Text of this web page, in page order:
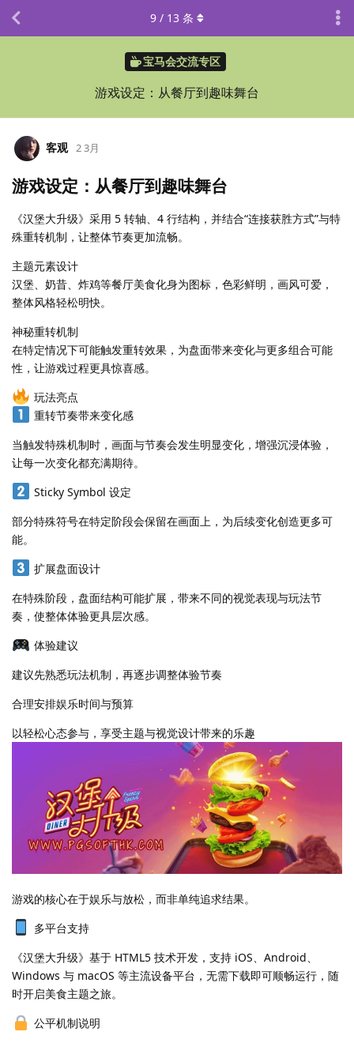
宝马会交流专区
游戏设定：从餐厅到趣味舞台
9 / 13 条
客观 2 3月
游戏设定：从餐厅到趣味舞台
《汉堡大升级》采用 5 转轴、4 行结构，并结合“连接获胜方式”与特
殊重转机制，让整体节奏更加流畅。
主题元素设计
汉堡、奶昔、炸鸡等餐厅美食化身为图标，色彩鲜明，画风可爱，
整体风格轻松明快。
神秘重转机制
在特定情况下可能触发重转效果，为盘面带来变化与更多组合可能
性，让游戏过程更具惊喜感。
玩法亮点
重转节奏带来变化感
当触发特殊机制时，画面与节奏会发生明显变化，增强沉浸体验，
让每一次变化都充满期待。
Sticky Symbol 设定
部分特殊符号在特定阶段会保留在画面上，为后续变化创造更多可
能。
扩展盘面设计
在特殊阶段，盘面结构可能扩展，带来不同的视觉表现与玩法节
奏，使整体体验更具层次感。
体验建议
建议先熟悉玩法机制，再逐步调整体验节奏
合理安排娱乐时间与预算
以轻松心态参与，享受主题与视觉设计带来的乐趣
游戏的核心在于娱乐与放松，而非单纯追求结果。
多平台支持
《汉堡大升级》基于 HTML5 技术开发，支持 iOS、Android、
Windows 与 macOS 等主流设备平台，无需下载即可顺畅运行，随
时开启美食主题之旅。
公平机制说明